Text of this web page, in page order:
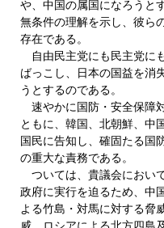
や、中国の属国になろうと
無条件の理解を示し、彼ら
存在である。
自由民主党にも民主党に
ばっこし、日本の国益を消
うとするのである。
速やかに国防・安全保障
ともに、韓国、北朝鮮、中
国民に告知し、確固たる国
の重大な責務である。
ついては、貴議会におい
政府に実行を迫るため、中
よる竹島・対馬に対する脅
威、ロシアによる北方四島